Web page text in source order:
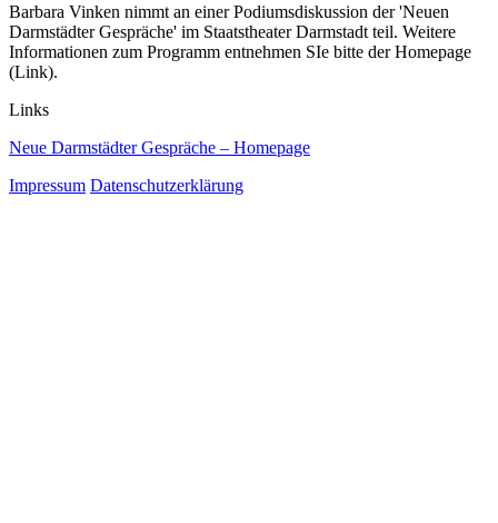
Barbara Vinken nimmt an einer Podiumsdiskussion der 'Neuen
Darmstädter Gespräche' im Staatstheater Darmstadt teil. Weitere
Informationen zum Programm entnehmen SIe bitte der Homepage
(Link).
Links
Neue Darmstädter Gespräche – Homepage
Impressum Datenschutzerklärung